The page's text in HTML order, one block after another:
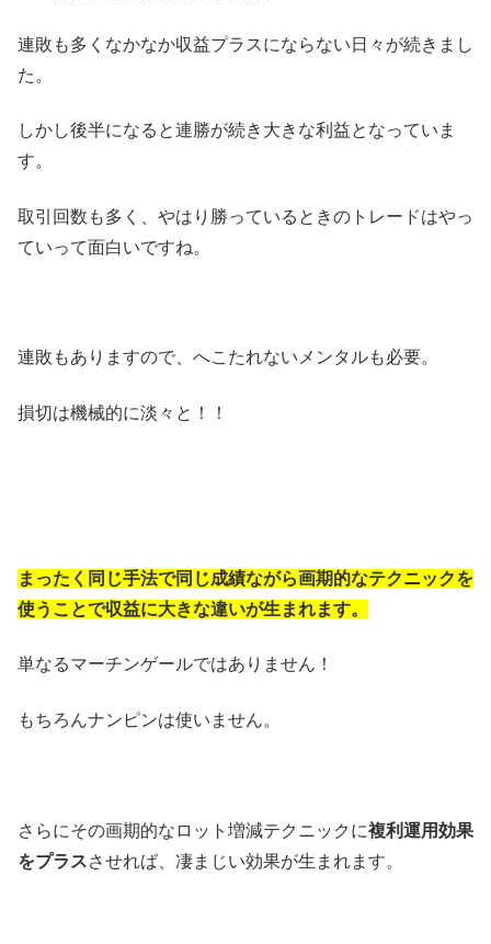
連敗も多くなかなか収益プラスにならない日々が続きまし
た。
しかし後半になると連勝が続き大きな利益となっていま
す。
取引回数も多く、やはり勝っているときのトレードはやっ
ていって面白いですね。
連敗もありますので、へこたれないメンタルも必要。
損切は機械的に淡々と！！
まったく同じ手法で同じ成績ながら画期的なテクニックを
使うことで収益に大きな違いが生まれます。
単なるマーチンゲールではありません！
もちろんナンピンは使いません。
さらにその画期的なロット増減テクニックに複利運用効果
をプラスさせれば、凄まじい効果が生まれます。